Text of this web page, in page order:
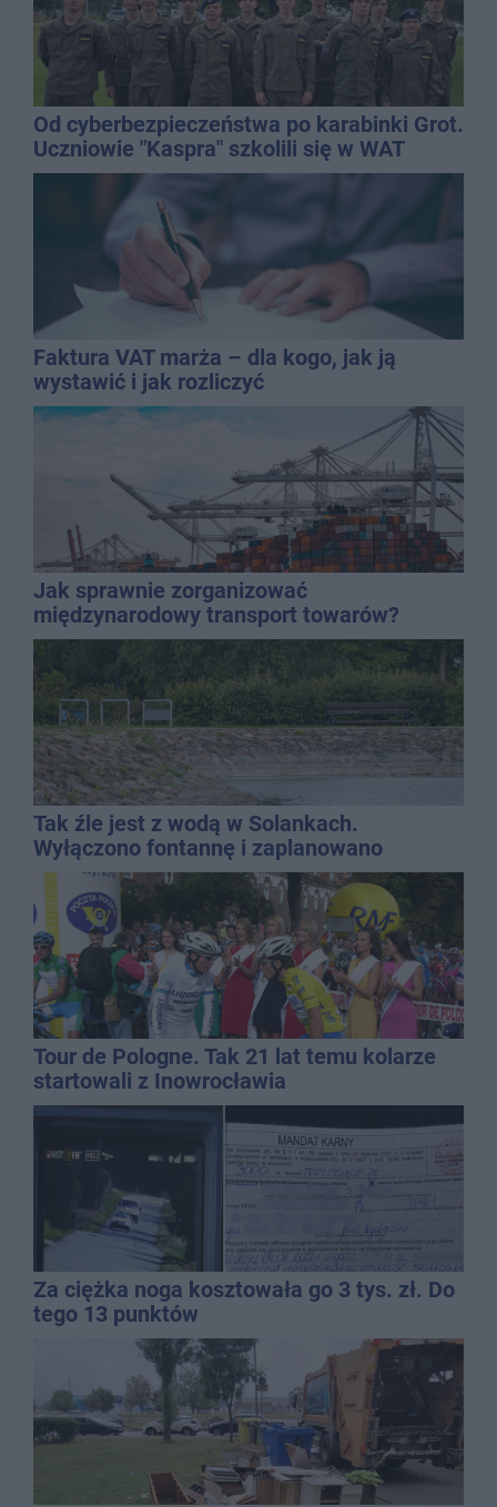
Od cyberbezpieczeństwa po karabinki Grot.
Uczniowie "Kaspra" szkolili się w WAT
Faktura VAT marża – dla kogo, jak ją
wystawić i jak rozliczyć
Jak sprawnie zorganizować
międzynarodowy transport towarów?
Tak źle jest z wodą w Solankach.
Wyłączono fontannę i zaplanowano
dolewkę
Tour de Pologne. Tak 21 lat temu kolarze
startowali z Inowrocławia
Za ciężka noga kosztowała go 3 tys. zł. Do
tego 13 punktów